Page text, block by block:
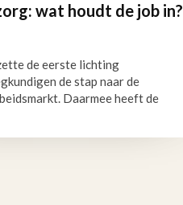
wat houdt de job in?
de eerste lichting
de stap naar de
Daarmee heeft de